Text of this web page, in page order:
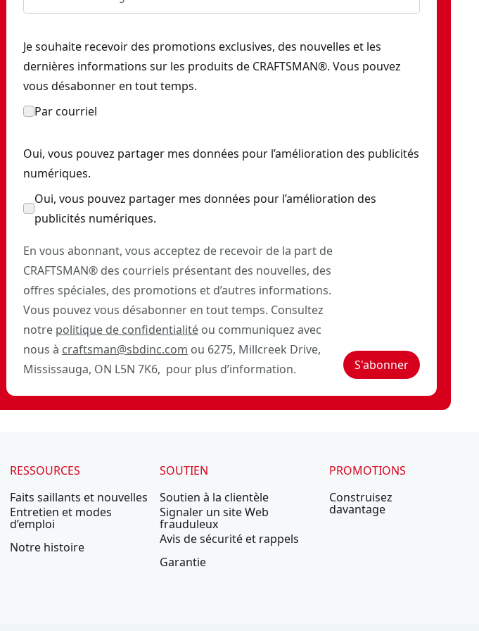
Je souhaite recevoir des promotions exclusives, des nouvelles et les
dernières informations sur les produits de CRAFTSMAN®. Vous pouvez
vous désabonner en tout temps.
Par courriel
Oui, vous pouvez partager mes données pour l’amélioration des publicités
numériques.
Oui, vous pouvez partager mes données pour l’amélioration des
publicités numériques.
En vous abonnant, vous acceptez de recevoir de la part de
CRAFTSMAN® des courriels présentant des nouvelles, des
offres spéciales, des promotions et d’autres informations.
Vous pouvez vous désabonner en tout temps. Consultez
notre politique de confidentialité ou communiquez avec
nous à craftsman@sbdinc.com ou 6275, Millcreek Drive,
Mississauga, ON L5N 7K6, pour plus d’information.
S'abonner
RESSOURCES
Faits saillants et nouvelles
Entretien et modes
d’emploi
Notre histoire
SOUTIEN
Soutien à la clientèle
Signaler un site Web
frauduleux
Avis de sécurité et rappels
Garantie
PROMOTIONS
Construisez
davantage